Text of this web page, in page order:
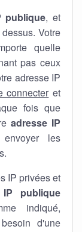
publique, et
Votre
quelle
pas ceux
adresse IP
connecter et
fois que
adresse IP
les
IP privées et
publique
indiqué,
d'une